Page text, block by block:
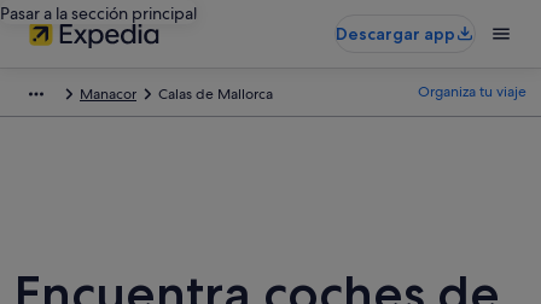
Pasar a la sección principal
Descargar app
Manacor Calas de Mallorca Organiza tu viaje